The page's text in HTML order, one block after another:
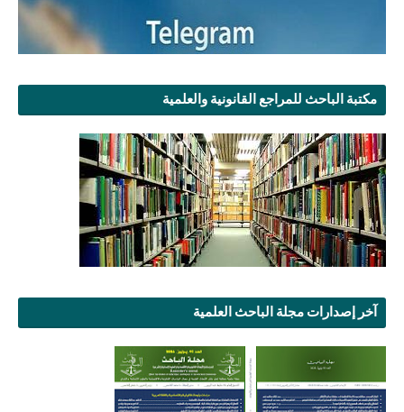
مكتبة الباحث للمراجع القانونية والعلمية
آخر إصدارات مجلة الباحث العلمية